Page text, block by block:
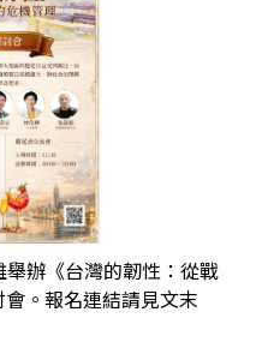
辦《台灣的韌性：從戰
。報名連結請見文末